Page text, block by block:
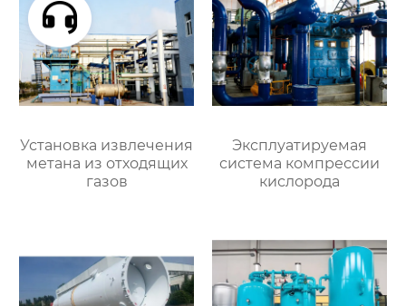
Установка извлечения
метана из отходящих
газов
Эксплуатируемая
система компрессии
кислорода